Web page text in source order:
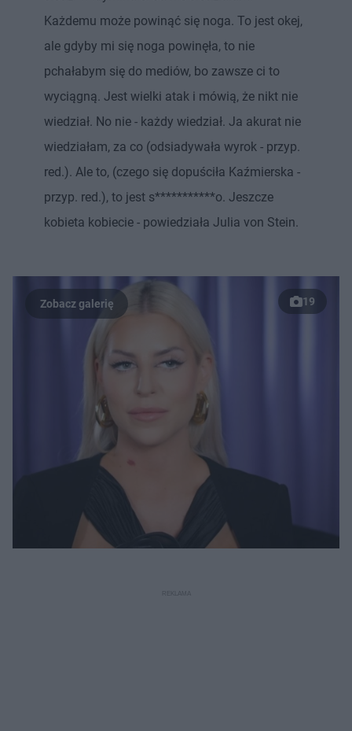
Każdemu może powinąć się noga. To jest okej,
ale gdyby mi się noga powinęła, to nie
pchałabym się do mediów, bo zawsze ci to
wyciągną. Jest wielki atak i mówią, że nikt nie
wiedział. No nie - każdy wiedział. Ja akurat nie
wiedziałam, za co (odsiadywała wyrok - przyp.
red.). Ale to, (czego się dopuściła Kaźmierska -
przyp. red.), to jest s***********o. Jeszcze
kobieta kobiecie - powiedziała Julia von Stein.
19